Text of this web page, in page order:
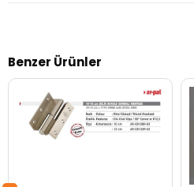
Benzer Ürünler